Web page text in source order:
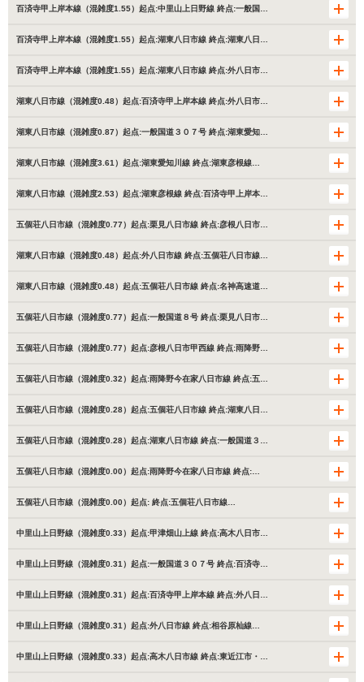
百済寺甲上岸本線（混雑度1.55）起点:中里山上日野線 終点:一般国…
百済寺甲上岸本線（混雑度1.55）起点:湖東八日市線 終点:湖東八日…
百済寺甲上岸本線（混雑度1.55）起点:湖東八日市線 終点:外八日市…
湖東八日市線（混雑度0.48）起点:百済寺甲上岸本線 終点:外八日市…
湖東八日市線（混雑度0.87）起点:一般国道３０７号 終点:湖東愛知…
湖東八日市線（混雑度3.61）起点:湖東愛知川線 終点:湖東彦根線…
湖東八日市線（混雑度2.53）起点:湖東彦根線 終点:百済寺甲上岸本…
五個荘八日市線（混雑度0.77）起点:栗見八日市線 終点:彦根八日市…
湖東八日市線（混雑度0.48）起点:外八日市線 終点:五個荘八日市線…
湖東八日市線（混雑度0.48）起点:五個荘八日市線 終点:名神高速道…
五個荘八日市線（混雑度0.77）起点:一般国道８号 終点:栗見八日市…
五個荘八日市線（混雑度0.77）起点:彦根八日市甲西線 終点:雨降野…
五個荘八日市線（混雑度0.32）起点:雨降野今在家八日市線 終点:五…
五個荘八日市線（混雑度0.28）起点:五個荘八日市線 終点:湖東八日…
五個荘八日市線（混雑度0.28）起点:湖東八日市線 終点:一般国道３…
五個荘八日市線（混雑度0.00）起点:雨降野今在家八日市線 終点:…
五個荘八日市線（混雑度0.00）起点: 終点:五個荘八日市線…
中里山上日野線（混雑度0.33）起点:甲津畑山上線 終点:高木八日市…
中里山上日野線（混雑度0.31）起点:一般国道３０７号 終点:百済寺…
中里山上日野線（混雑度0.31）起点:百済寺甲上岸本線 終点:外八日…
中里山上日野線（混雑度0.31）起点:外八日市線 終点:相谷原杣線…
中里山上日野線（混雑度0.33）起点:高木八日市線 終点:東近江市・…